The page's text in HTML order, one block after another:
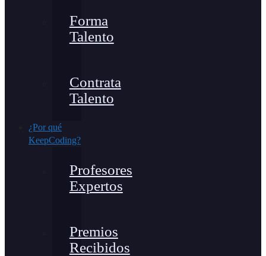
Forma
Talento
Contrata
Talento
¿Por qué
KeepCoding?
Profesores
Expertos
Premios
Recibidos